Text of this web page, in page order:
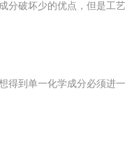
分破坏少的优点，但是工
得到单一化学成分必须进